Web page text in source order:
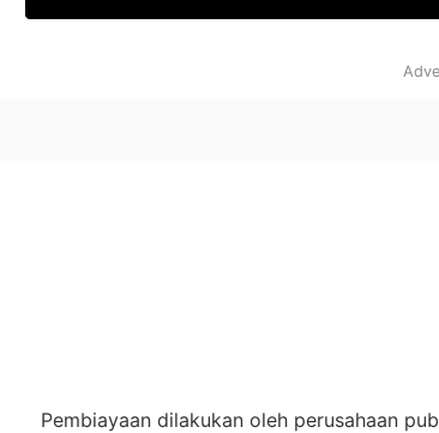
Pembiayaan dilakukan oleh perusahaan